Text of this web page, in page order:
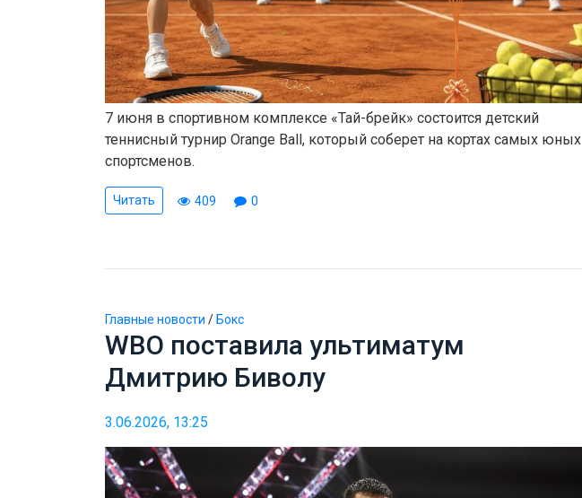
7 июня в спортивном комплексе «Тай-брейк» состоится детский
теннисный турнир Orange Ball, который соберет на кортах самых юных
спортсменов.
Читать 409 0
Главные новости / Бокс
WBO поставила ультиматум
Дмитрию Биволу
3.06.2026, 13:25